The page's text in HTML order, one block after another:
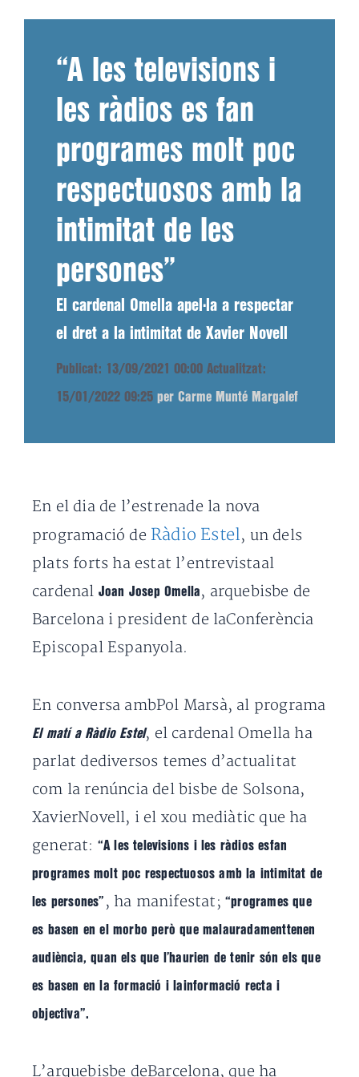
“A les televisions i
les ràdios es fan
programes molt poc
respectuosos amb la
intimitat de les
persones”
El cardenal Omella apel·la a respectar
el dret a la intimitat de Xavier Novell
Publicat: 13/09/2021 00:00 Actualitzat:
15/01/2022 09:25 per Carme Munté Margalef
En el dia de l’estrenade la nova
programació de Ràdio Estel, un dels
plats forts ha estat l’entrevistaal
cardenal Joan Josep Omella , arquebisbe de
Barcelona i president de laConferència
Episcopal Espanyola.
En conversa ambPol Marsà, al programa
El matí a Ràdio Estel, el cardenal Omella ha
parlat dediversos temes d’actualitat
com la renúncia del bisbe de Solsona,
XavierNovell, i el xou mediàtic que ha
generat: “A les televisions i les ràdios esfan
programes molt poc respectuosos amb la intimitat de
les persones” , ha manifestat;“programes que
es basen en el morbo però que malauradamenttenen
audiència, quan els que l’haurien de tenir són els que
es basen en la formació i lainformació recta i
objectiva”.
L’arquebisbe deBarcelona, que ha